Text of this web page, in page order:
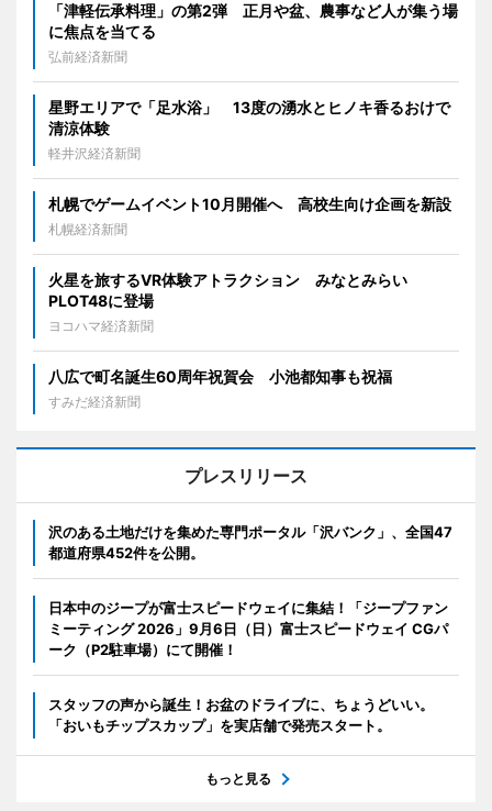
「津軽伝承料理」の第2弾 正月や盆、農事など人が集う場
に焦点を当てる
弘前経済新聞
星野エリアで「足水浴」 13度の湧水とヒノキ香るおけで
清涼体験
軽井沢経済新聞
札幌でゲームイベント10月開催へ 高校生向け企画を新設
札幌経済新聞
火星を旅するVR体験アトラクション みなとみらい
PLOT48に登場
ヨコハマ経済新聞
八広で町名誕生60周年祝賀会 小池都知事も祝福
すみだ経済新聞
プレスリリース
沢のある土地だけを集めた専門ポータル「沢バンク」、全国47
都道府県452件を公開。
日本中のジープが富士スピードウェイに集結！「ジープファン
ミーティング 2026」9月6日（日）富士スピードウェイ CGパ
ーク（P2駐車場）にて開催！
スタッフの声から誕生！お盆のドライブに、ちょうどいい。
「おいもチップスカップ」を実店舗で発売スタート。
もっと見る